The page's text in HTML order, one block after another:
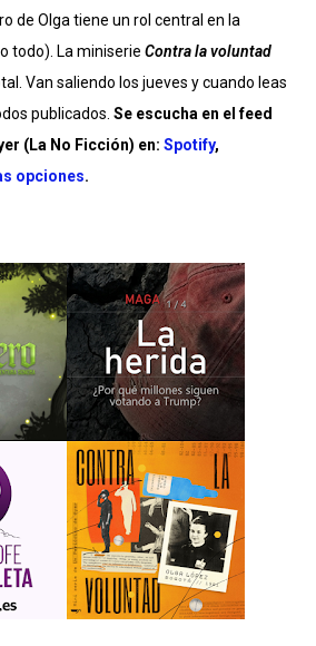
de Olga tiene un rol central en la
todo). La miniserie Contra la voluntad
Van saliendo los jueves y cuando leas
publicados. Se escucha en el feed
(La No Ficción) en: Spotify,
opciones.